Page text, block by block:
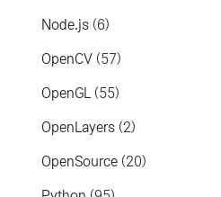
Node.js (6)
OpenCV (57)
OpenGL (55)
OpenLayers (2)
OpenSource (20)